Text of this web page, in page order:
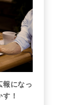
になっ
！